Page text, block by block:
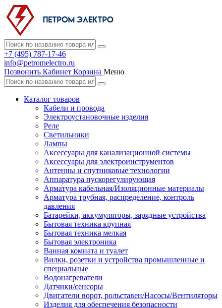
+7 (495) 787-17-46
info@petromelectro.ru
Позвонить Кабинет Корзина Меню
Каталог товаров
Кабели и провода
Электроустановочные изделия
Реле
Светильники
Лампы
Аксессуары для канализационной системы
Аксессуары для электроинструментов
Антенны и спутниковые технологии
Аппаратура пускорегулирующая
Арматура кабельная/Изоляционные материалы
Арматура трубная, распределение, контроль
давления
Батарейки, аккумуляторы, зарядные устройства
Бытовая техника крупная
Бытовая техника мелкая
Бытовая электроника
Ванная комната и туалет
Вилки, розетки и устройства промышленные и
специальные
Водонагреватели
Датчики/сенсоры
Двигатели ворот, рольставен/Насосы/Вентиляторы
Изделия для обеспечения безопасности